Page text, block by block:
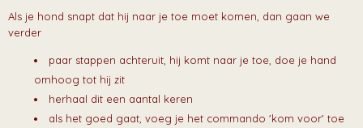
Als je hond snapt dat hij naar je toe moet komen, dan gaan we
verder
paar stappen achteruit, hij komt naar je toe, doe je hand
omhoog tot hij zit
herhaal dit een aantal keren
als het goed gaat, voeg je het commando 'kom voor' toe